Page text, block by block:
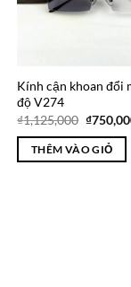
Kính cận khoan đổi
độ V274
₫1,125,000 Giá
là:
₫
THÊM VÀO GIỎ